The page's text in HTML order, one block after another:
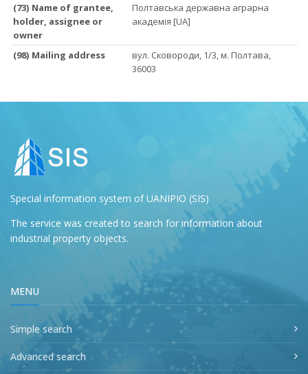
(73) Name of grantee,
holder, assignee or
owner
Полтавська державна аграрна
академія [UA]
(98) Mailing address
вул. Сковороди, 1/3, м. Полтава,
36003
Special information system of UANIPIO (SIS)
The service was created to search for information about
industrial property objects.
MENU
Simple search
Advanced search